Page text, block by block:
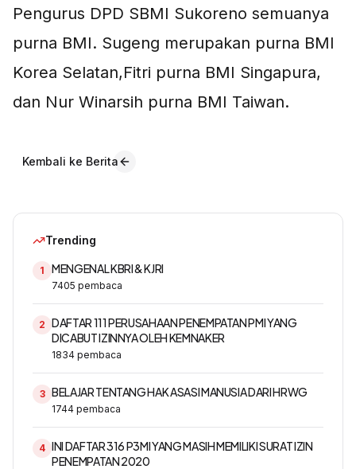
Pengurus DPD SBMI Sukoreno semuanya
purna BMI. Sugeng merupakan purna BMI
Korea Selatan,Fitri purna BMI Singapura,
dan Nur Winarsih purna BMI Taiwan.
Kembali ke Berita
Trending
1 MENGENAL KBRI & KJRI
7405 pembaca
2 DAFTAR 111 PERUSAHAAN PENEMPATAN PMI YANG
DICABUT IZINNYA OLEH KEMNAKER
1834 pembaca
3 BELAJAR TENTANG HAK ASASI MANUSIA DARI HRWG
1744 pembaca
4 INI DAFTAR 316 P3MI YANG MASIH MEMILIKI SURAT IZIN
PENEMPATAN 2020